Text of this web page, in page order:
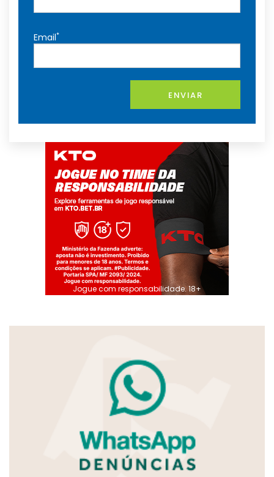
Email*
ENVIAR
Jogue com responsabilidade. 18+